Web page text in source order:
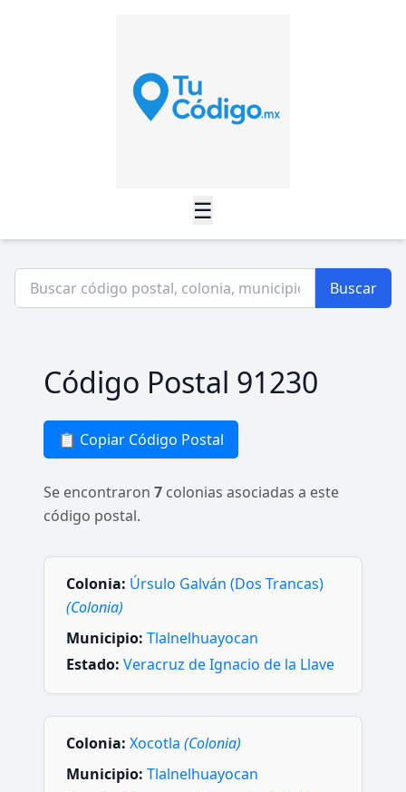
☰
Buscar
Código Postal 91230
📋 Copiar Código Postal
Se encontraron 7 colonias asociadas a este
código postal.
Colonia: Úrsulo Galván (Dos Trancas)
(Colonia)
Municipio: Tlalnelhuayocan
Estado: Veracruz de Ignacio de la Llave
Colonia: Xocotla (Colonia)
Municipio: Tlalnelhuayocan